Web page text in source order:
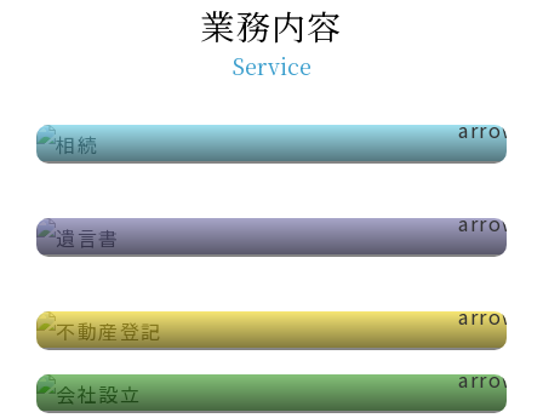
業務内容
Service
人同士で話し合いがつかないなどといった複雑
な相続の手続きに至るまで、さまざまな場面に
「遺言書を作成したほうが良いか迷っている」
といったご相談も受け付けております。遺言書
いたしますので、どうぞお問い合わせくださ
不動産登記
合、その手続きなどを詳しくご説明いたしま
会社設立
会社設立までの流れを知ることで、客観的にど
ができます。
役員変更、資本増加、資本減少、組織再編や合
業のお客様がおり、中小企業の合併手続きを行
さい。